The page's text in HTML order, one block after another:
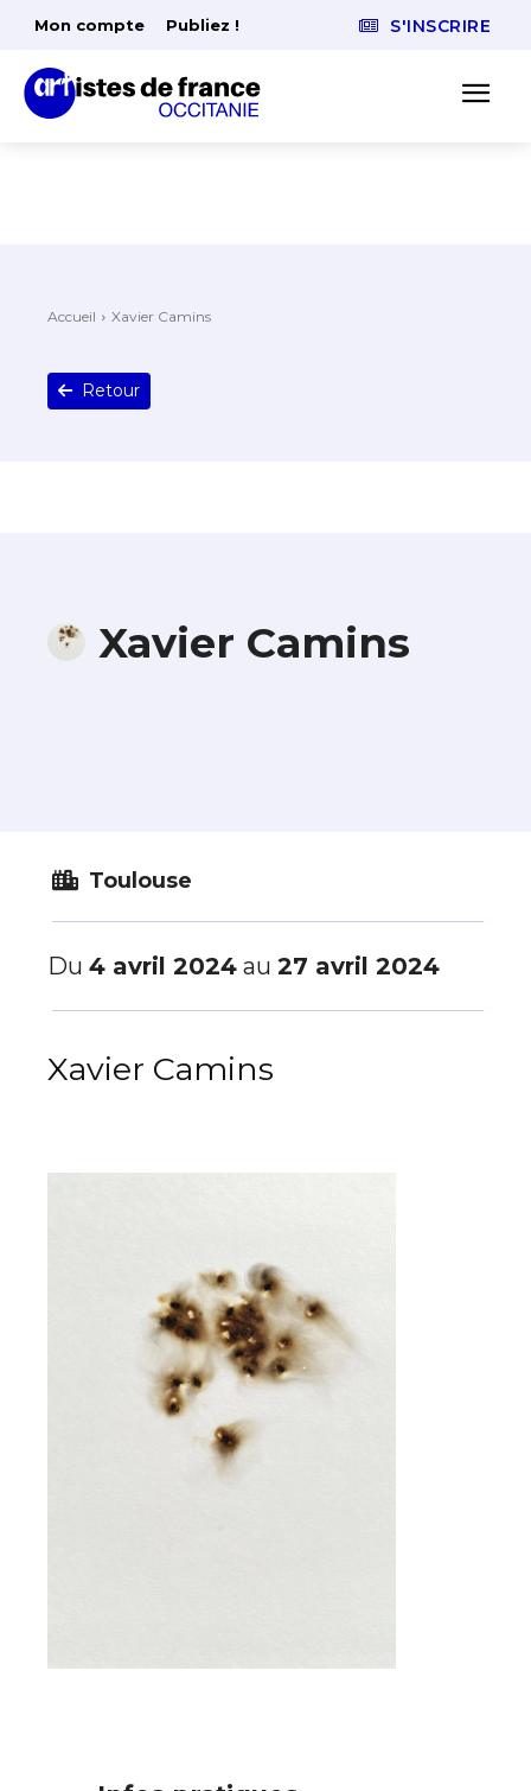
Mon compte Publiez ! S'INSCRIRE
Accueil Xavier Camins
Retour
Xavier Camins
Toulouse
Du 4 avril 2024 au 27 avril 2024
Xavier Camins